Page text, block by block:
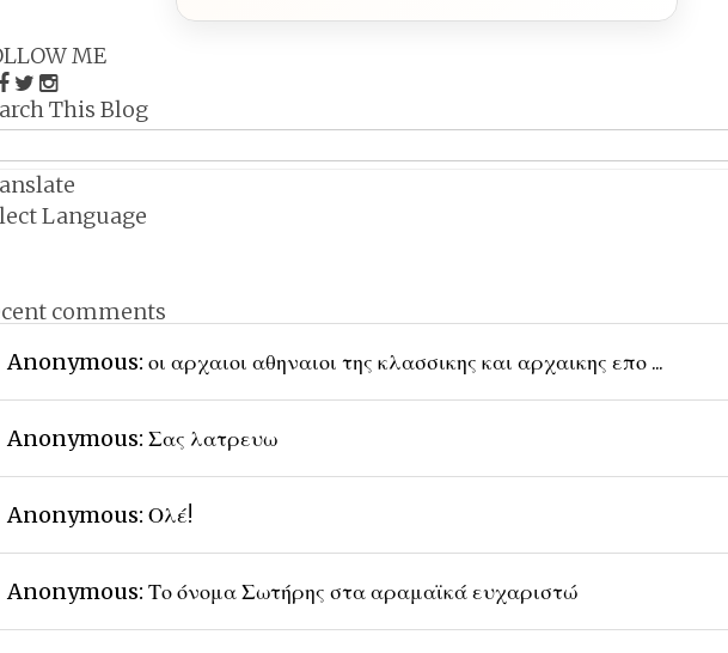
ME
This Blog
Language
comments
Anonymous: οι αρχαιοι αθηναιοι της κλασσικης και αρχαικης επο ...
Anonymous: Σας λατρευω
Anonymous: Ολέ!
Anonymous: Το όνομα Σωτήρης στα αραμαϊκά ευχαριστώ